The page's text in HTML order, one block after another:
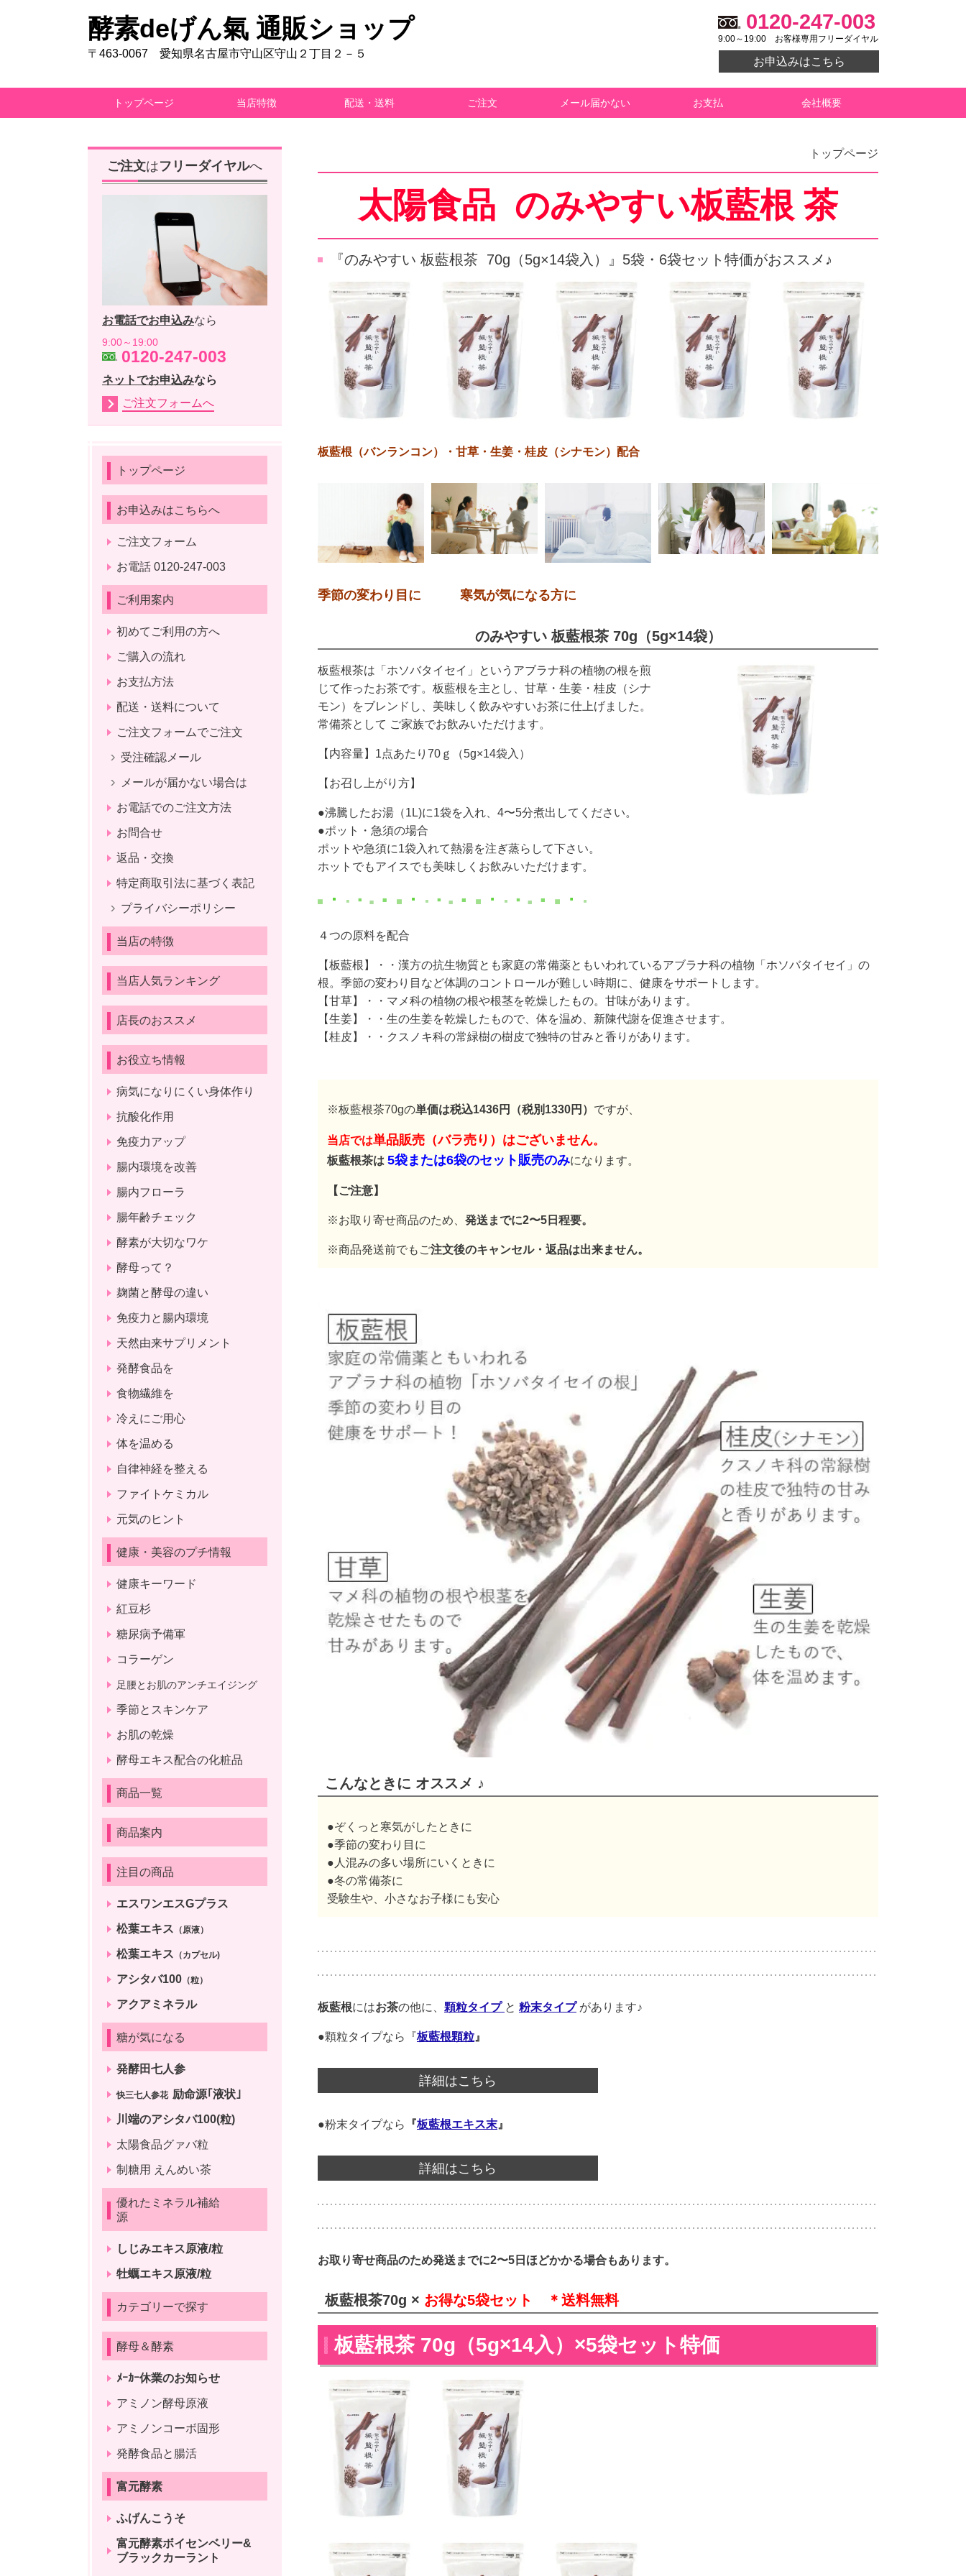
酵素deげん氣 通販ショップ
〒463-0067 愛知県名古屋市守山区守山２丁目２－５
0120-247-003
9:00～19:00 お客様専用フリーダイヤル
お申込みはこちら
トップページ 当店特徴 配送・送料 ご注文 メール届かない お支払 会社概要
トップページ
太陽食品 のみやすい板藍根 茶
『のみやすい 板藍根茶 70g（5g×14袋入）』5袋・6袋セット特価がおススメ♪
板藍根（バンランコン）・甘草・生姜・桂皮（シナモン）配合
季節の変わり目に 寒気が気になる方に
のみやすい 板藍根茶 70g（5g×14袋）
板藍根茶は「ホソバタイセイ」というアブラナ科の植物の根を煎
じて作ったお茶です。板藍根を主とし、甘草・生姜・桂皮（シナ
モン）をブレンドし、美味しく飲みやすいお茶に仕上げました。
常備茶として ご家族でお飲みいただけます。
【内容量】1点あたり70ｇ（5g×14袋入）
【お召し上がり方】
●沸騰したお湯（1L)に1袋を入れ、4〜5分煮出してください。
●ポット・急須の場合
ポットや急須に1袋入れて熱湯を注ぎ蒸らして下さい。
ホットでもアイスでも美味しくお飲みいただけます。
４つの原料を配合
【板藍根】・・漢方の抗生物質とも家庭の常備薬ともいわれているアブラナ科の植物「ホソバタイセイ」の
根。季節の変わり目など体調のコントロールが難しい時期に、健康をサポートします。
【甘草】・・マメ科の植物の根や根茎を乾燥したもの。甘味があります。
【生姜】・・生の生姜を乾燥したもので、体を温め、新陳代謝を促進させます。
【桂皮】・・クスノキ科の常緑樹の樹皮で独特の甘みと香りがあります。
※板藍根茶70gの単価は税込1436円（税別1330円） ですが、
当店では単品販売（バラ売り）はございません。
板藍根茶は 5袋または6袋のセット販売のみになります。
【ご注意】
※お取り寄せ商品のため、 発送までに2〜5日程要。
※商品発送前でもご注文後のキャンセル・返品は出来ません。
こんなときに オススメ ♪
●ぞくっと寒気がしたときに
●季節の変わり目に
●人混みの多い場所にいくときに
●冬の常備茶に
受験生や、小さなお子様にも安心
板藍根にはお茶の他に、 顆粒タイプ と 粉末タイプがあります♪
●顆粒タイプなら『板藍根顆粒 』
詳細はこちら
●粉末タイプなら 『板藍根エキス末 』
詳細はこちら
お取り寄せ商品のため発送までに2〜5日ほどかかる場合もあります。
板藍根茶70g × お得な5袋セット ＊送料無料
板藍根茶 70g（5g×14入）×5袋セット特価
ご注文はフリーダイヤルへ
お電話でお申込みなら
9:00～19:00
0120-247-003
ネットでお申込みなら
ご注文フォームへ
トップページ
お申込みはこちらへ
ご注文フォーム
お電話 0120-247-003
ご利用案内
初めてご利用の方へ
ご購入の流れ
お支払方法
配送・送料について
ご注文フォームでご注文
受注確認メール
メールが届かない場合は
お電話でのご注文方法
お問合せ
返品・交換
特定商取引法に基づく表記
プライバシーポリシー
当店の特徴
当店人気ランキング
店長のおススメ
お役立ち情報
病気になりにくい身体作り
抗酸化作用
免疫力アップ
腸内環境を改善
腸内フローラ
腸年齢チェック
酵素が大切なワケ
酵母って？
麹菌と酵母の違い
免疫力と腸内環境
天然由来サプリメント
発酵食品を
食物繊維を
冷えにご用心
体を温める
自律神経を整える
ファイトケミカル
元気のヒント
健康・美容のプチ情報
健康キーワード
紅豆杉
糖尿病予備軍
コラーゲン
足腰とお肌のアンチエイジング
季節とスキンケア
お肌の乾燥
酵母エキス配合の化粧品
商品一覧
商品案内
注目の商品
エスワンエスGプラス
松葉エキス （原液）
松葉エキス （カプセル)
アシタバ100 （粒）
アクアミネラル
糖が気になる
発酵田七人参
快三七人参花 励命源｢液状｣
川端のアシタバ100(粒)
太陽食品グァバ粒
制糖用 えんめい茶
優れたミネラル補給
源
しじみエキス原液/粒
牡蠣エキス原液/粒
カテゴリーで探す
酵母＆酵素
ﾒｰｶｰ休業のお知らせ
アミノン酵母原液
アミノンコーボ固形
発酵食品と腸活
富元酵素
ふげんこうそ
富元酵素ボイセンベリー&
ブラックカーラント